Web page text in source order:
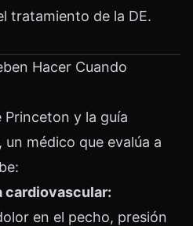
tratamiento de la DE.
Hacer Cuando
Princeton y la guía
médico que evalúa a
cardiovascular:
en el pecho, presión